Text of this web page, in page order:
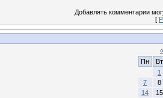
Добавлять комментарии
[
«
Пн
Вт
1
7
8
14
15